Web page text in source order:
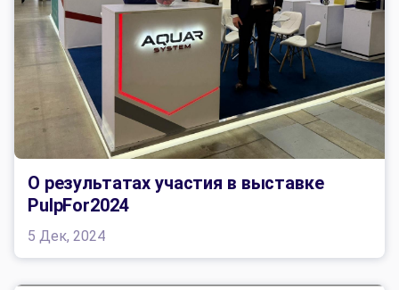
5 Дек, 2024
О результатах участия в выставке
PulpFor2024